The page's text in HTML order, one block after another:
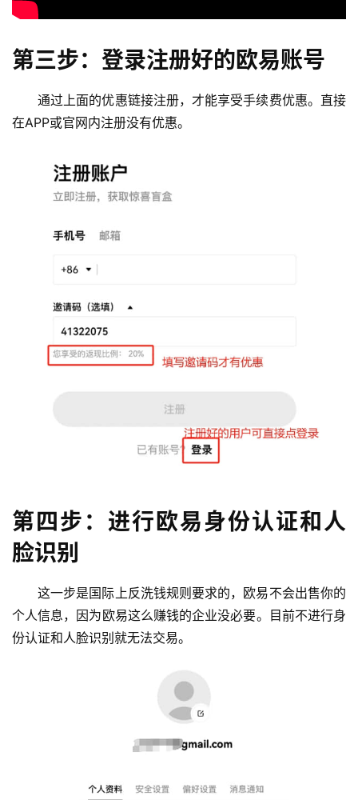
第三步：登录注册好的欧易账号
通过上面的优惠链接注册，才能享受手续费优惠。直接
在APP或官网内注册没有优惠。
第四步：进行欧易身份认证和人
脸识别
这一步是国际上反洗钱规则要求的，欧易不会出售你的
个人信息，因为欧易这么赚钱的企业没必要。目前不进行身
份认证和人脸识别就无法交易。